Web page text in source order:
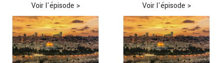
Voir l'épisode > Voir l'épisode >